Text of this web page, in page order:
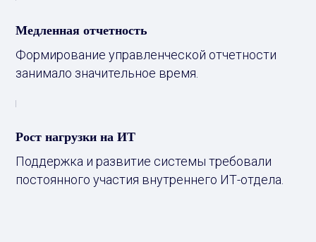
Медленная отчетность
Формирование управленческой отчетности
занимало значительное время.
Рост нагрузки на ИТ
Поддержка и развитие системы требовали
постоянного участия внутреннего ИТ-отдела.